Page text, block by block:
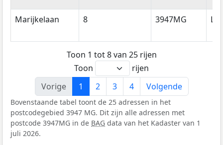
Marijkelaan 8 3947MG
Toon 1 tot 8 van 25 rijen
Toon
rijen
Vorige
1 2 3 4 Volgende
Bovenstaande tabel toont de 25 adressen in het
postcodegebied 3947 MG. Dit zijn alle adressen met
postcode 3947MG in de BAG data van het Kadaster van 1
juli 2026.